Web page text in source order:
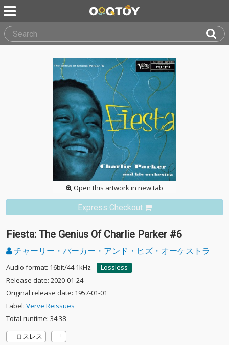
Open this artwork in new tab
Express Checkout
Fiesta: The Genius Of Charlie Parker #6
チャーリー・パーカー・アンド・ヒズ・オーケストラ
Audio format: 16bit/44.1kHz
Lossless
Release date: 2020-01-24
Original release date: 1957-01-01
Label: Verve Reissues
Total runtime: 34:38
ロスレス